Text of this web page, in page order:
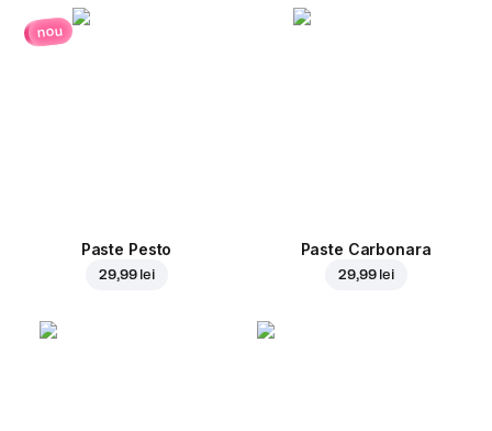
nou
Paste Pesto
29,99 lei
Paste Carbonara
29,99 lei